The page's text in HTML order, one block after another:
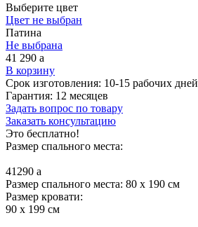
Выберите цвет
Цвет не выбран
Патина
Не выбрана
41 290 a
В корзину
Срок изготовления: 10-15 рабочих дней
Гарантия: 12 месяцев
Задать вопрос по товару
Заказать консультацию
Это бесплатно!
Размер спального места:
41290 a
Размер спального места: 80 x 190 см
Размер кровати:
90 x 199 см